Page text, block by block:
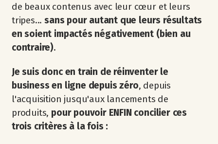
de beaux contenus avec leur cœur et leurs
tripes... sans pour autant que leurs résultats
en soient impactés négativement (bien au
contraire).
Je suis donc en train de réinventer le
business en ligne depuis zéro, depuis
l'acquisition jusqu'aux lancements de
produits, pour pouvoir ENFIN concilier ces
trois critères à la fois :